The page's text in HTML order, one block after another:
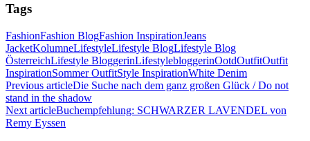
Tags
FashionFashion BlogFashion InspirationJeans
JacketKolumneLifestyleLifestyle BlogLifestyle Blog
ÖsterreichLifestyle BloggerinLifestylebloggerinOotdOutfitOutfit
InspirationSommer OutfitStyle InspirationWhite Denim
Previous articleDie Suche nach dem ganz großen Glück / Do not
stand in the shadow
Next articleBuchempfehlung: SCHWARZER LAVENDEL von
Remy Eyssen